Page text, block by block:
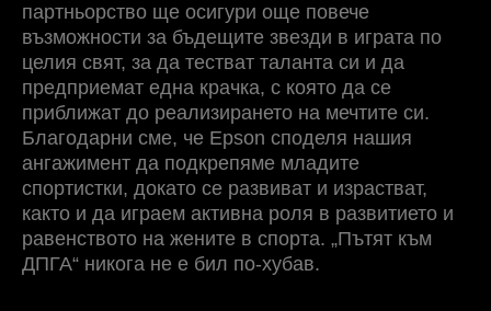
партньорство ще осигури още повече
възможности за бъдещите звезди в играта по
целия свят, за да тестват таланта си и да
предприемат една крачка, с която да се
приближат до реализирането на мечтите си.
Благодарни сме, че Epson споделя нашия
ангажимент да подкрепяме младите
спортистки, докато се развиват и израстват,
както и да играем активна роля в развитието и
равенството на жените в спорта. „Пътят към
ДПГА“ никога не е бил по-хубав.